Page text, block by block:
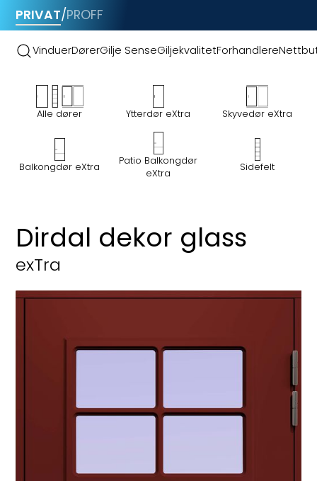
PRIVAT/PROFF
VinduerDørerGilje SenseGiljekvalitetForhandlere
Alle dører Ytterdør eXtra Skyvedør eXtra
Balkongdør eXtra
Patio Balkongdør
eXtra
Sidefelt
Dirdal dekor glass
exTra